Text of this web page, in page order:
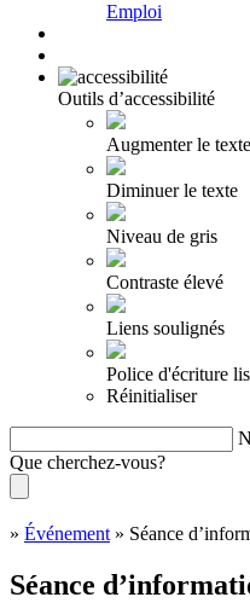
Emploi
Outils d’accessibilité
Augmenter le texte
Diminuer le texte
Niveau de gris
Contraste élevé
Liens soulignés
Police d'écriture
Réinitialiser
Que cherchez-vous?
» Événement » Séance
Séance